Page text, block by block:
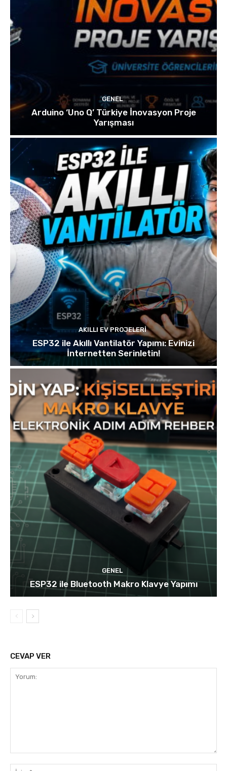
GENEL
Arduino ‘Uno Q’ Türkiye İnovasyon Proje
Yarışması
AKILLI EV PROJELERI
ESP32 ile Akıllı Vantilatör Yapımı: Evinizi
İnternetten Serinletin!
GENEL
ESP32 ile Bluetooth Makro Klavye Yapımı
CEVAP VER